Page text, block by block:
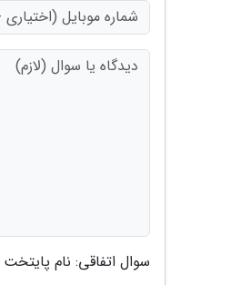
سوال اتفاقی: نام